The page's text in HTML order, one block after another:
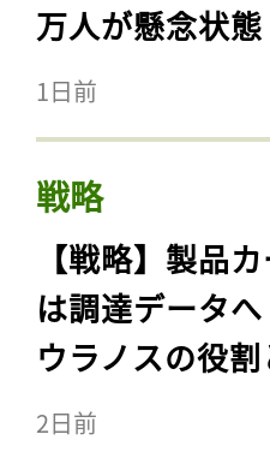
万人が懸念状態
1日前
戦略
【戦略】製品
は調達データ
ウラノスの役
2日前